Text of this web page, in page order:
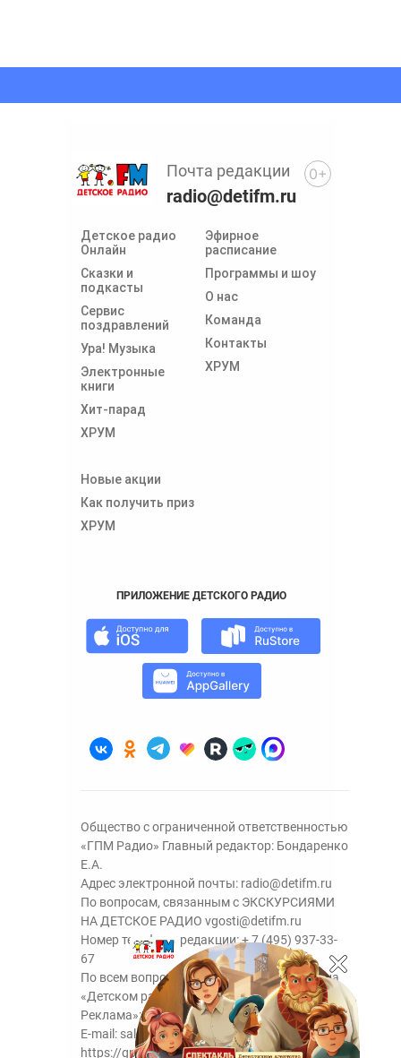
Детское радио
Онлайн
Сказки и
подкасты
Сервис
поздравлений
Ура! Музыка
Электронные
книги
Хит-парад
ХРУМ
Эфирное
расписание
Программы и шоу
О нас
Команда
Контакты
ХРУМ
Новые акции
Как получить приз
ХРУМ
Почта редакции
radio@detifm.ru
ПРИЛОЖЕНИЕ ДЕТСКОГО РАДИО
0+
Общество с ограниченной ответственностью
«ГПМ Радио» Главный редактор: Бондаренко
Е.А.
Адрес электронной почты: radio@detifm.ru
По вопросам, связанным с ЭКСКУРСИЯМИ
НА ДЕТСКОЕ РАДИО vgosti@detifm.ru
Номер телефона редакции:+ 7 (495) 937-33-
67
По всем вопросам размещения рекламы на
«Детском радио» - сейлз-хаус «ГПМ
Реклама»:+7 (495) 921-40-41
E-mail: sales@gazprom-media.ru
https://gpmsaleshouse.ru/